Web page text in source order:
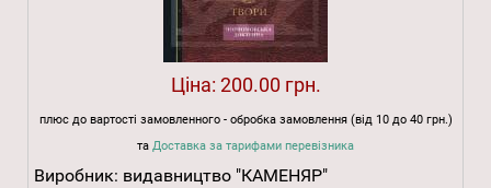
Ціна: 200.00 грн.
плюс до вартості замовленного - обробка замовлення (від 10 до 40 грн.)
та Доставка за тарифами перевізника
Виробник: видавництво "КАМЕНЯР"